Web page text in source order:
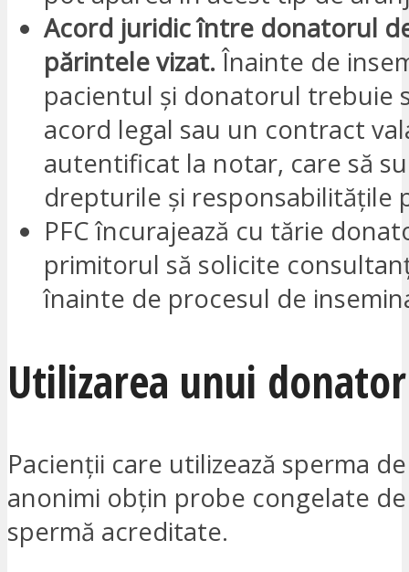
Acord juridic între donatorul
părintele vizat.Înainte de
pacientul și donatorul trebuie
acord legal sau un contract
autentificat la notar, care să
drepturile și responsabilitățile
PFC încurajează cu tărie
primitorul să solicite
înainte de procesul de
Utilizarea unui
Pacienții care utilizează sperma
anonimi obțin probe congelate
spermă acreditate.